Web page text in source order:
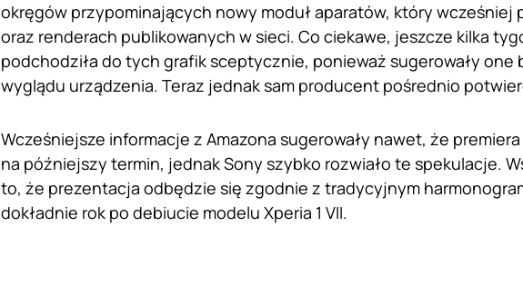
okręgów przypominających nowy moduł aparatów, który wcześniej
oraz renderach publikowanych w sieci. Co ciekawe, jeszcze kilka
podchodziła do tych grafik sceptycznie, ponieważ sugerowały one
wyglądu urządzenia. Teraz jednak sam producent pośrednio
Wcześniejsze informacje z Amazona sugerowały nawet, że
na późniejszy termin, jednak Sony szybko rozwiało te spekulacje.
to, że prezentacja odbędzie się zgodnie z tradycyjnym
dokładnie rok po debiucie modelu Xperia 1 VII.